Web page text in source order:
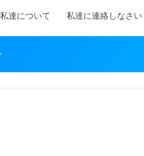
私達について 私達に連絡しなさい